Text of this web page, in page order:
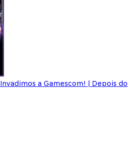
Invadimos a Gamescom! | Depois do